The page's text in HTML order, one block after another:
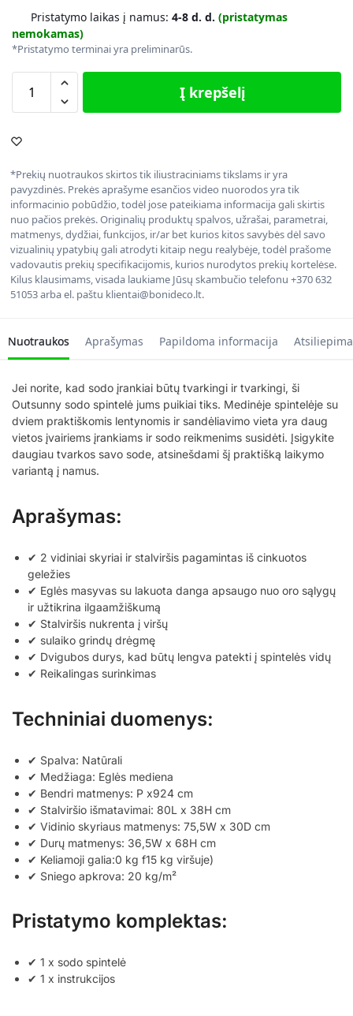
Pristatymo laikas į namus: 4-8 d. d. (pristatymas
nemokamas)
*Pristatymo terminai yra preliminarūs.
Į krepšelį
*Prekių nuotraukos skirtos tik iliustraciniams tikslams ir yra
pavyzdinės. Prekės aprašyme esančios video nuorodos yra tik
informacinio pobūdžio, todėl jose pateikiama informacija gali skirtis
nuo pačios prekės. Originalių produktų spalvos, užrašai, parametrai,
matmenys, dydžiai, funkcijos, ir/ar bet kurios kitos savybės dėl savo
vizualinių ypatybių gali atrodyti kitaip negu realybėje, todėl prašome
vadovautis prekių specifikacijomis, kurios nurodytos prekių kortelėse.
Kilus klausimams, visada laukiame Jūsų skambučio telefonu +370 632
51053 arba el. paštu klientai@bonideco.lt.
Nuotraukos Aprašymas Papildoma informacija
Jei norite, kad sodo įrankiai būtų tvarkingi ir tvarkingi, ši
Outsunny sodo spintelė jums puikiai tiks. Medinėje spintelėje su
dviem praktiškomis lentynomis ir sandėliavimo vieta yra daug
vietos įvairiems įrankiams ir sodo reikmenims susidėti. Įsigykite
daugiau tvarkos savo sode, atsinešdami šį praktišką laikymo
variantą į namus.
Aprašymas:
✔ 2 vidiniai skyriai ir stalviršis pagamintas iš cinkuotos
geležies
✔ Eglės masyvas su lakuota danga apsaugo nuo oro sąlygų
ir užtikrina ilgaamžiškumą
✔ Stalviršis nukrenta į viršų
✔ sulaiko grindų drėgmę
✔ Dvigubos durys, kad būtų lengva patekti į spintelės vidų
✔ Reikalingas surinkimas
Techniniai duomenys:
✔ Spalva: Natūrali
✔ Medžiaga: Eglės mediena
✔ Bendri matmenys: P x924 cm
✔ Stalviršio išmatavimai: 80L x 38H cm
✔ Vidinio skyriaus matmenys: 75,5W x 30D cm
✔ Durų matmenys: 36,5W x 68H cm
✔ Keliamoji galia:0 kg f15 kg viršuje)
✔ Sniego apkrova: 20 kg/m²
Pristatymo komplektas:
✔ 1 x sodo spintelė
✔ 1 x instrukcijos